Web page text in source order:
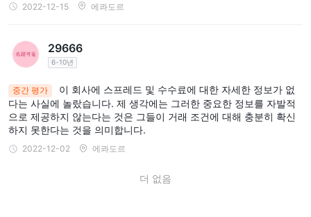
2022-12-15 에콰도르
29666
6-10년
중간 평가
이 회사에 스프레드 및 수수료에 대한 자세한 정보가 없
다는 사실에 놀랐습니다. 제 생각에는 그러한 중요한 정보를 자발적
으로 제공하지 않는다는 것은 그들이 거래 조건에 대해 충분히 확신
하지 못한다는 것을 의미합니다.
2022-12-02 에콰도르
더 없음